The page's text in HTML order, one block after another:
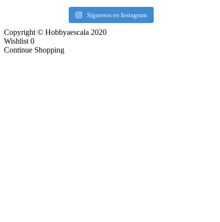
Síguenos en Instagram
Copyright © Hobbyaescala 2020
Wishlist 0
Continue Shopping